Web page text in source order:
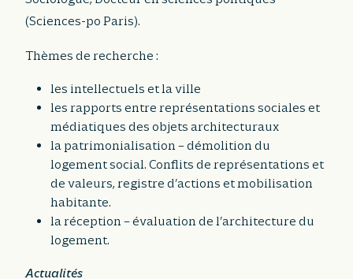
(Sciences-po Paris).
Thèmes de recherche :
les intellectuels et la ville
les rapports entre représentations sociales et
médiatiques des objets architecturaux
la patrimonialisation – démolition du
logement social. Conflits de représentations et
de valeurs, registre d’actions et mobilisation
habitante.
la réception – évaluation de l’architecture du
logement.
Actualités